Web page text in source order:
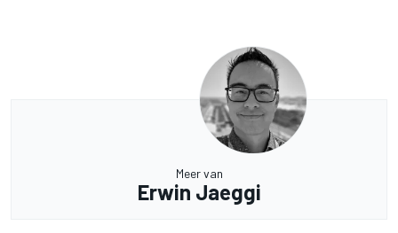
Meer van
Erwin Jaeggi